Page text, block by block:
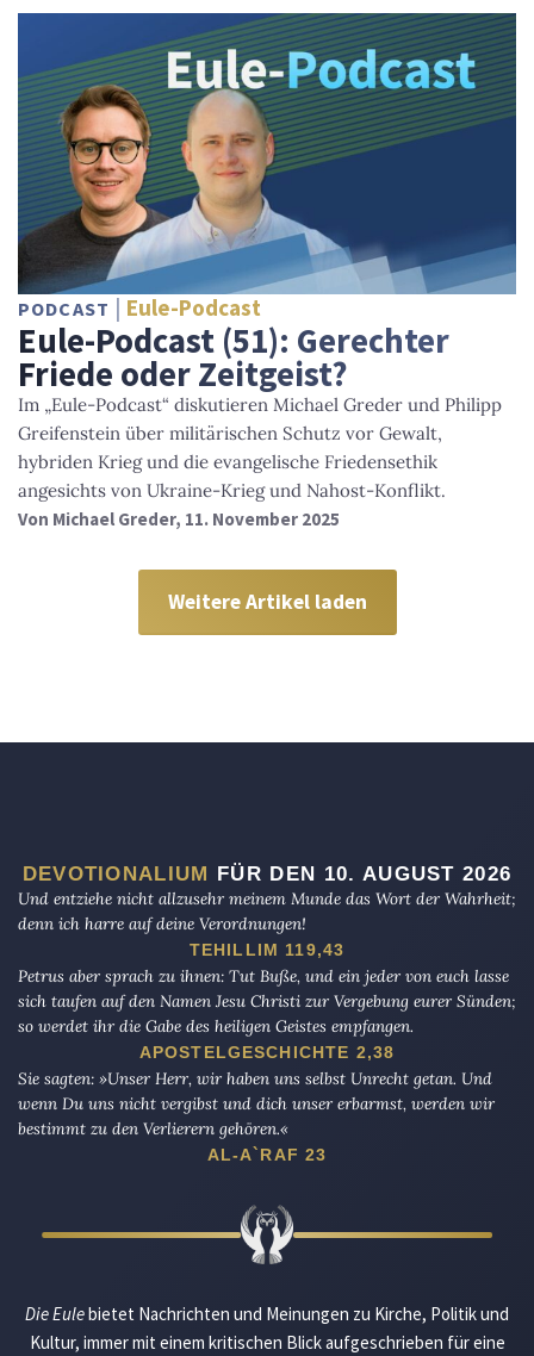
PODCAST Eule-Podcast
Eule-Podcast (51): Gerechter
Friede oder Zeitgeist?
Im „Eule-Podcast“ diskutieren Michael Greder und Philipp
Greifenstein über militärischen Schutz vor Gewalt,
hybriden Krieg und die evangelische Friedensethik
angesichts von Ukraine-Krieg und Nahost-Konflikt.
Von Michael Greder, 11. November 2025
Weitere Artikel laden
DEVOTIONALIUM
FÜR DEN 10. AUGUST 2026
Und entziehe nicht allzusehr meinem Munde das Wort der Wahrheit;
denn ich harre auf deine Verordnungen!
TEHILLIM 119,43
Petrus aber sprach zu ihnen: Tut Buße, und ein jeder von euch lasse
sich taufen auf den Namen Jesu Christi zur Vergebung eurer Sünden;
so werdet ihr die Gabe des heiligen Geistes empfangen.
APOSTELGESCHICHTE 2,38
Sie sagten: »Unser Herr, wir haben uns selbst Unrecht getan. Und
wenn Du uns nicht vergibst und dich unser erbarmst, werden wir
bestimmt zu den Verlierern gehören.«
AL-A`RAF 23
Die Eulebietet Nachrichten und Meinungen zu Kirche, Politik und
Kultur, immer mit einem kritischen Blick aufgeschrieben für eine